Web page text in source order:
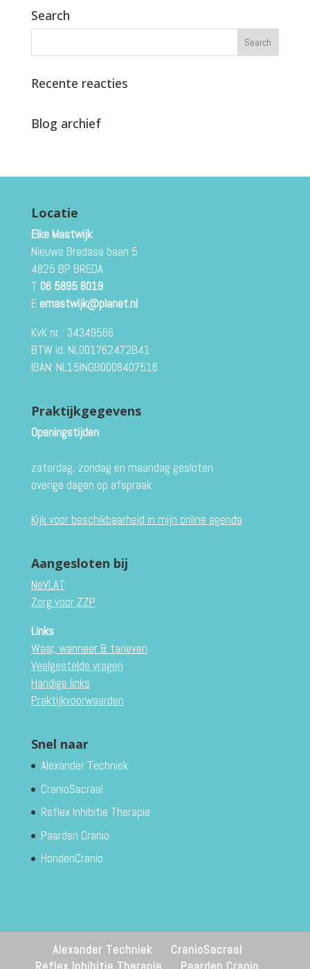
Search
Recente reacties
Blog archief
Locatie
Elke Mastwijk
Nieuwe Bredase baan 5
4825 BP BREDA
T 06 5895 8019
E emastwijk@planet.nl
KvK nr. : 34349566
BTW id: NL001762472B41
IBAN: NL15INGB0008407516
Praktijkgegevens
Openingstijden
zaterdag, zondag en maandag gesloten
overige dagen op afspraak
Kijk voor beschikbaarheid in mijn online agenda
Aangesloten bij
NeVLAT
Zorg voor ZZP
Links
Waar, wanneer & tarieven
Veelgestelde vragen
Handige links
Praktijkvoorwaarden
Snel naar
Alexander Techniek
CranioSacraal
Reflex Inhibitie Therapie
Paarden Cranio
HondenCranio
Alexander Techniek
CranioSacraal